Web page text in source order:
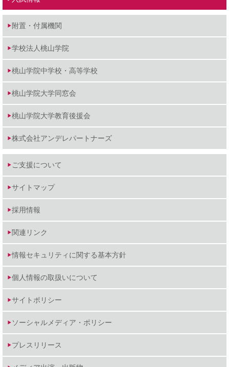
附置・付属機関
学校法人桃山学院
桃山学院中学校・高等学校
桃山学院大学同窓会
桃山学院大学教育後援会
株式会社アンデレパートナーズ
ご支援について
サイトマップ
採用情報
関連リンク
情報セキュリティに関する基本方針
個人情報の取扱いについて
サイトポリシー
ソーシャルメディア・ポリシー
プレスリリース